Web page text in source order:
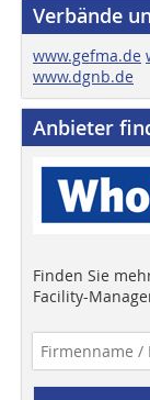
Verbände
www.gefma.de
www.dgnb.de
Anbieter
Finden Sie
Facility-